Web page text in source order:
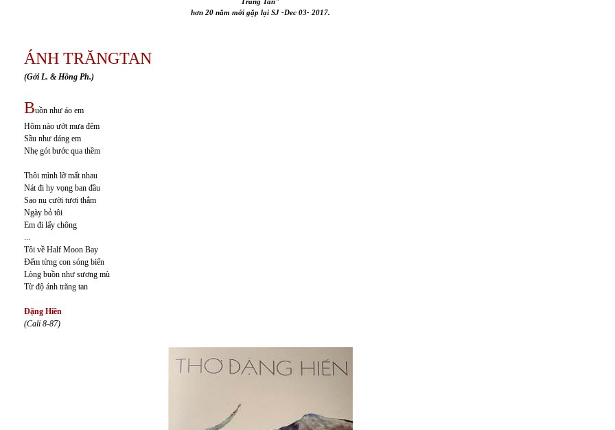
Trăng Tan"
hơn 20 năm mới gặp lại SJ -Dec 03- 2017.
ÁNH TRĂNGTAN
(Gởi L. & Hồng Ph.)
Buồn như áo em
Hôm nào ướt mưa đêm
Sầu như dáng em
Nhẹ gót bước qua thềm
Thôi mình lỡ mất nhau
Nát đi hy vọng ban đầu
Sao nụ cười tươi thắm
Ngày bỏ tôi
Em đi lấy chông
...
Tôi về Half Moon Bay
Đếm từng con sóng biển
Lòng buồn như sương mù
Từ độ ánh trăng tan
Đặng Hiền
(Cali 8-87)